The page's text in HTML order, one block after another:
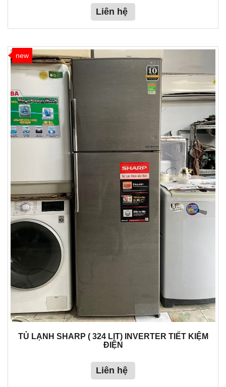
Liên hệ
new
TỦ LẠNH SHARP ( 324 LIT) INVERTER TIẾT KIỆM
ĐIỆN
Liên hệ